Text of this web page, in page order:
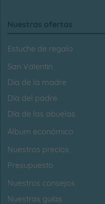
Nuestras ofertas
Estuche de regalo
San Valentín
Día de la madre
Día del padre
Día de las abuelas
Álbum económico
Nuestros precios
Presupuesto
Nuestros consejos
Nuestras guías